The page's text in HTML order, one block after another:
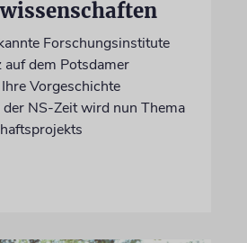
Forschungsinstitute
auf dem Potsdamer
Vorgeschichte
NS-Zeit wird nun Thema